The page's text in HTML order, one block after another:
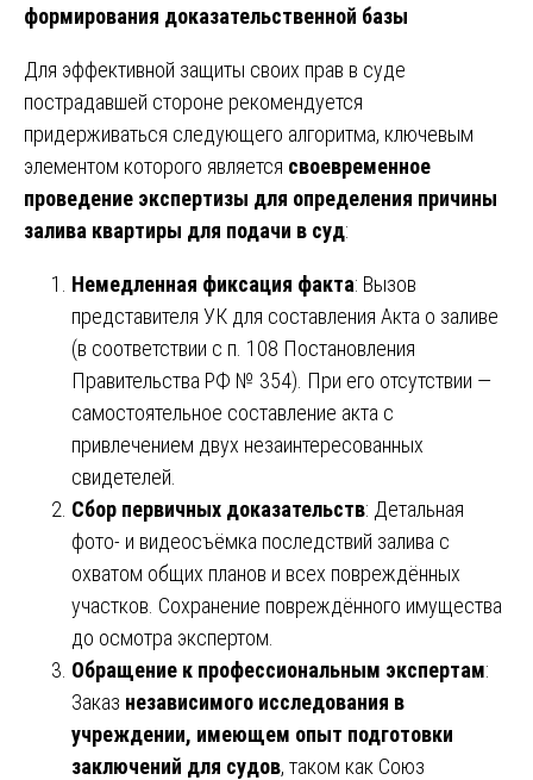
формирования доказательственной базы
Для эффективной защиты своих прав в суде
пострадавшей стороне рекомендуется
придерживаться следующего алгоритма, ключевым
элементом которого является своевременное
проведение экспертизы для определения причины
залива квартиры для подачи в суд:
Немедленная фиксация факта: Вызов
представителя УК для составления Акта о заливе
(в соответствии с п. 108 Постановления
Правительства РФ № 354). При его отсутствии —
самостоятельное составление акта с
привлечением двух незаинтересованных
свидетелей.
Сбор первичных доказательств: Детальная
фото- и видеосъёмка последствий залива с
охватом общих планов и всех повреждённых
участков. Сохранение повреждённого имущества
до осмотра экспертом.
Обращение к профессиональным экспертам:
Заказ независимого исследования в
учреждении, имеющем опыт подготовки
заключений для судов, таком как Союз